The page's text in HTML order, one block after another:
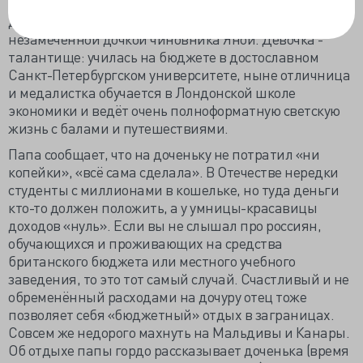
друзьями». Социальная сеть не осталась
незамеченной дочкой чиновника Яной. Девочка -
талантище: училась на бюджете в достославном
Санкт-Петербургском университете, ныне отличница
и медалистка обучается в Лондонской школе
экономики и ведёт очень полноформатную светскую
жизнь с балами и путешествиями.
Папа сообщает, что на доченьку не потратил «ни
копейки», «всё сама сделала». В Отечестве нередки
студенты с миллионами в кошельке, но туда деньги
кто-то должен положить, а у умницы-красавицы
доходов «нуль». Если вы не слышал про россиян,
обучающихся и проживающих на средства
британского бюджета или местного учебного
заведения, то это тот самый случай. Счастливый и не
обременённый расходами на дочуру отец тоже
позволяет себя «бюджетный» отдых в заграницах.
Совсем же недорого махнуть на Мальдивы и Канары.
Об отдыхе папы гордо рассказывает доченька (время